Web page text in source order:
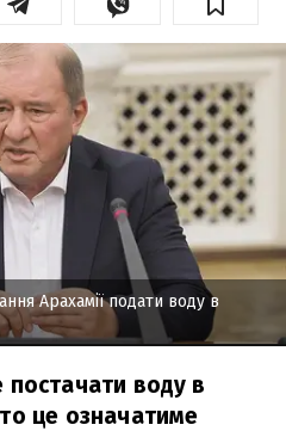
Арахамії подати воду в
воду в
це означатиме